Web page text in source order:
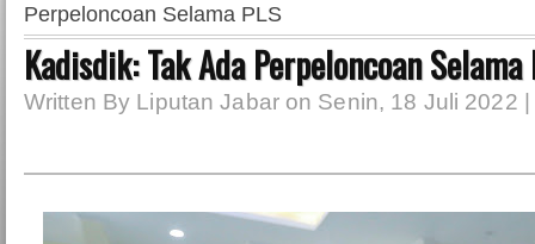
Perpeloncoan Selama PLS
Kadisdik: Tak Ada Perpeloncoan Selama
Written By Liputan Jabar on Senin, 18 Juli 2022